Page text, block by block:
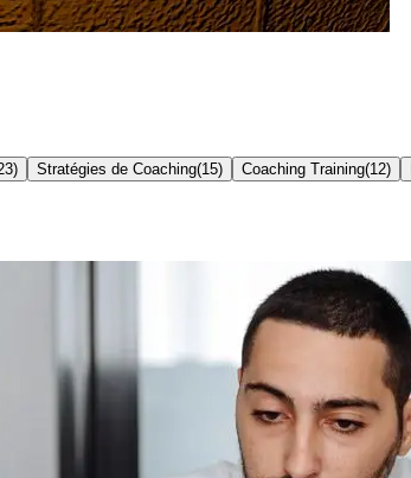
) Stratégies de Coaching(15) Coaching Training(12)